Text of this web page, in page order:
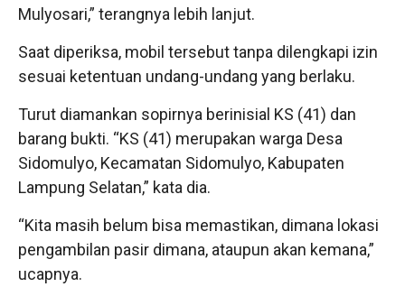
Mulyosari,” terangnya lebih lanjut.
Saat diperiksa, mobil tersebut tanpa dilengkapi izin
sesuai ketentuan undang-undang yang berlaku.
Turut diamankan sopirnya berinisial KS (41) dan
barang bukti. “KS (41) merupakan warga Desa
Sidomulyo, Kecamatan Sidomulyo, Kabupaten
Lampung Selatan,” kata dia.
“Kita masih belum bisa memastikan, dimana lokasi
pengambilan pasir dimana, ataupun akan kemana,”
ucapnya.